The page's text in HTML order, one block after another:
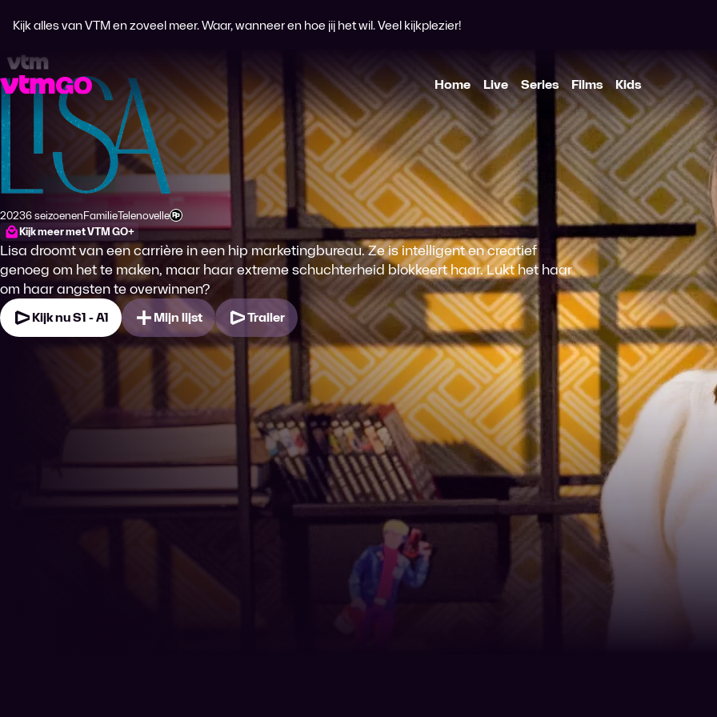
Kijk alles van VTM en zoveel meer. Waar, wanneer en hoe jij het wil. Veel kijkplezier!
Home Live Series Films Kids
Lisa
Productiejaar
20236 seizoenen
Genre
Familie
Genre
Telenovelle
Leeftijdsclassificatie
Kijk meer met VTM GO+
Lisa droomt van een carrière in een hip marketingbureau. Ze is intelligent en creatief
genoeg om het te maken, maar haar extreme schuchterheid blokkeert haar. Lukt het haar
om haar angsten te overwinnen?
Kijk nu S1 - A1 Mijn lijst Trailer